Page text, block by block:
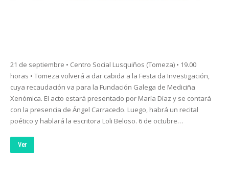
21 de septiembre • Centro Social Lusquiños (Tomeza) • 19.00
horas • Tomeza volverá a dar cabida a la Festa da Investigación,
cuya recaudación va para la Fundación Galega de Mediciña
Xenómica. El acto estará presentado por María Díaz y se contará
con la presencia de Ángel Carracedo. Luego, habrá un recital
poético y hablará la escritora Loli Beloso. 6 de octubre…
Ver